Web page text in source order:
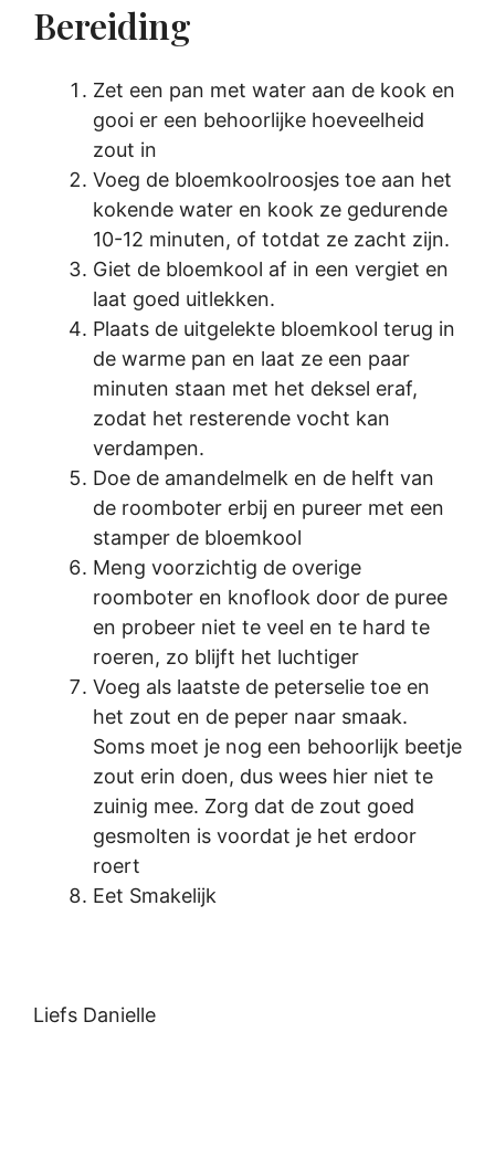
Bereiding
Zet een pan met water aan de kook en
gooi er een behoorlijke hoeveelheid
zout in
Voeg de bloemkoolroosjes toe aan het
kokende water en kook ze gedurende
10-12 minuten, of totdat ze zacht zijn.
Giet de bloemkool af in een vergiet en
laat goed uitlekken.
Plaats de uitgelekte bloemkool terug in
de warme pan en laat ze een paar
minuten staan met het deksel eraf,
zodat het resterende vocht kan
verdampen.
Doe de amandelmelk en de helft van
de roomboter erbij en pureer met een
stamper de bloemkool
Meng voorzichtig de overige
roomboter en knoflook door de puree
en probeer niet te veel en te hard te
roeren, zo blijft het luchtiger
Voeg als laatste de peterselie toe en
het zout en de peper naar smaak.
Soms moet je nog een behoorlijk beetje
zout erin doen, dus wees hier niet te
zuinig mee. Zorg dat de zout goed
gesmolten is voordat je het erdoor
roert
Eet Smakelijk
Liefs Danielle